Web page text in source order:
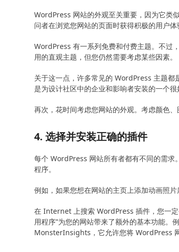
WordPress 网站的外观至关重要，因为它类
问者在浏览您网站的页面时获得积极的用户体
WordPress 有一系列免费和付费主题。不过
用的直观主题，但您仍然需要考虑某些因素。
关于这一点，许多常见的 WordPress 主题
是为设计社区中的企业和影响者安装的一个
再次，花时间考虑您网站的外观。考虑颜色
4. 选择并安装正确的插件
每个 WordPress 网站所有者都有不同的需
程序。
例如，如果您想在网站的主页上添加动画照
在 Internet 上搜索 WordPress 插件，您一
用程序”为您的网站带来了额外的基本功能。
MonsterInsights，它允许您将 WordPress